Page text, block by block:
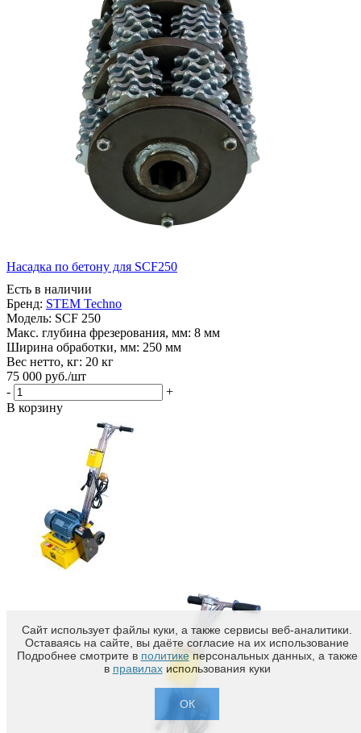
Насадка по бетону для SCF250
Есть в наличии
Бренд: STEM Techno
Модель: SCF 250
Макс. глубина фрезерования, мм: 8 мм
Ширина обработки, мм: 250 мм
Вес нетто, кг: 20 кг
75 000 руб./шт
-
+
В корзину
Сайт использует файлы куки, а также сервисы веб-аналитики.
Оставаясь на сайте, вы даёте согласие на их использование
Подробнее смотрите в политикеперсональных данных, а также
в правилахиспользования куки
ОК